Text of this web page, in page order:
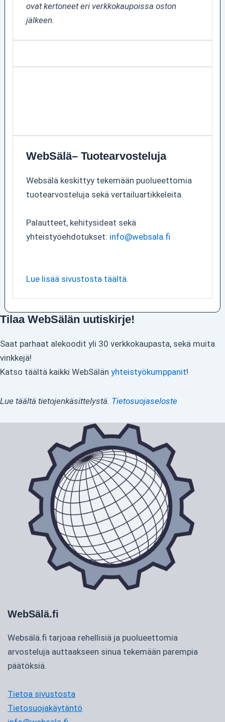
ovat kertoneet eri verkkokaupoissa oston
jälkeen.
WebSälä– Tuotearvosteluja
Websälä keskittyy tekemään puolueettomia
tuotearvosteluja sekä vertailuartikkeleita.
Palautteet, kehitysideat sekä
yhteistyöehdotukset: info@websala.fi
Lue lisää sivustosta täältä.
Tilaa WebSälän uutiskirje!
Saat parhaat alekoodit yli 30 verkkokaupasta, sekä muita
vinkkejä!
Katso täältä kaikki WebSälän yhteistyökumppanit!
Lue täältä tietojenkäsittelystä. Tietosuojaseloste
WebSälä.fi
Websälä.fi tarjoaa rehellisiä ja puolueettomia
arvosteluja auttaakseen sinua tekemään parempia
päätöksiä.
Tietoa sivustosta
Tietosuojakäytäntö